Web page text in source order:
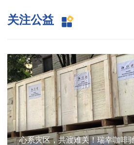
关注公益
心系灾区，共渡难关！瑞幸咖啡